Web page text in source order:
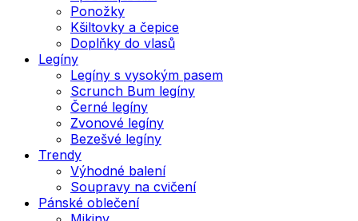
Ponožky
Kšiltovky a čepice
Doplňky do vlasů
Legíny
Legíny s vysokým pasem
Scrunch Bum legíny
Černé legíny
Zvonové legíny
Bezešvé legíny
Trendy
Výhodné balení
Soupravy na cvičení
Pánské oblečení